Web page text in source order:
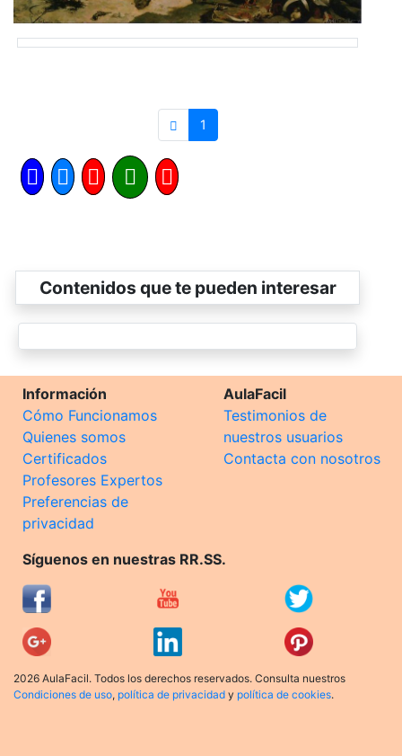
1
Contenidos que te pueden interesar
Información
Cómo Funcionamos
Quienes somos
Certificados
Profesores Expertos
Preferencias de
privacidad
AulaFacil
Testimonios de
nuestros usuarios
Contacta con nosotros
Síguenos en nuestras RR.SS.
2026 AulaFacil. Todos los derechos reservados. Consulta nuestros
Condiciones de uso, política de privacidad y política de cookies.